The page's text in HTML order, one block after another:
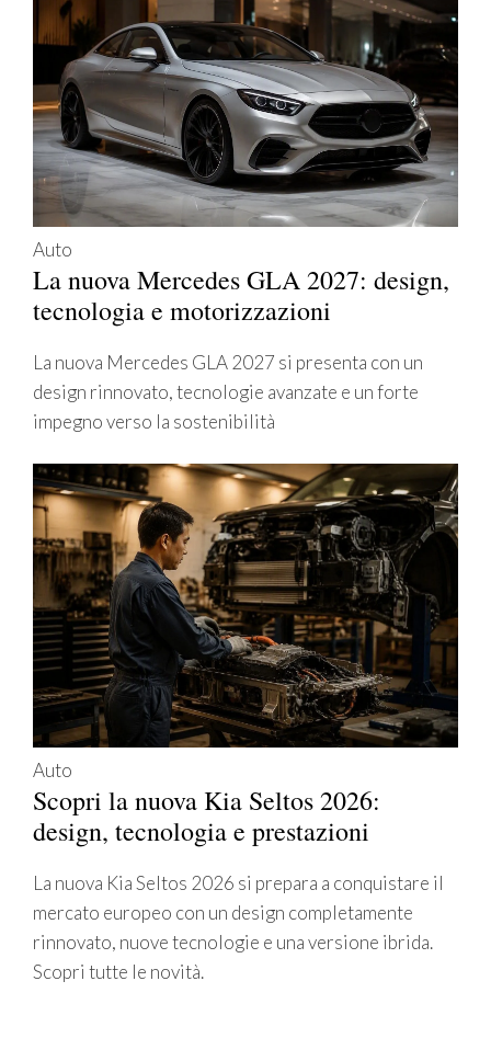
Auto
La nuova Mercedes GLA 2027: design,
tecnologia e motorizzazioni
La nuova Mercedes GLA 2027 si presenta con un
design rinnovato, tecnologie avanzate e un forte
impegno verso la sostenibilità
Auto
Scopri la nuova Kia Seltos 2026:
design, tecnologia e prestazioni
La nuova Kia Seltos 2026 si prepara a conquistare il
mercato europeo con un design completamente
rinnovato, nuove tecnologie e una versione ibrida.
Scopri tutte le novità.